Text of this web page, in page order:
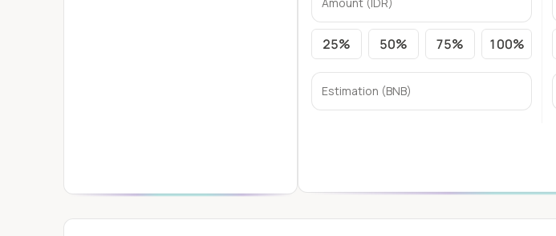
25% 50% 75% 100%